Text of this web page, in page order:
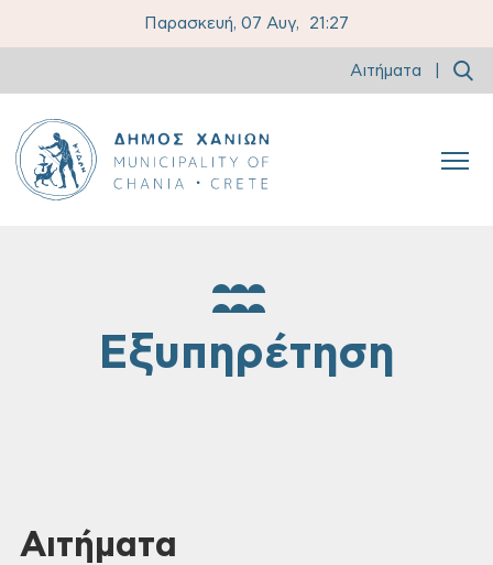
Παρασκευή, 07 Αυγ, 21:27
Αιτήματα
Εξυπηρέτηση
Αιτήματα